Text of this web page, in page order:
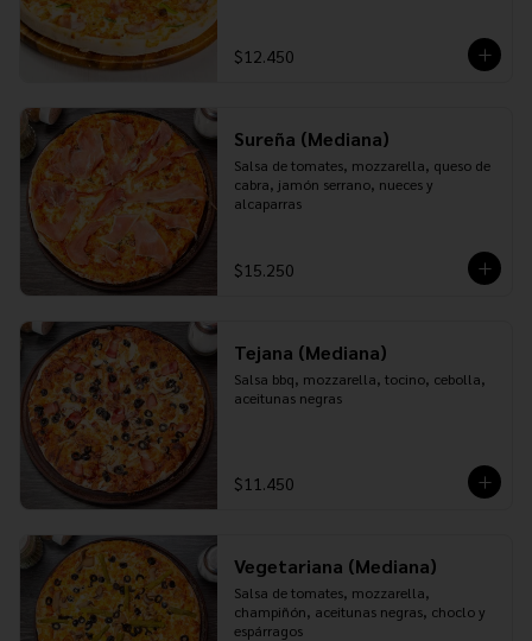
$12.450
Sureña (Mediana)
Salsa de tomates, mozzarella, queso de
cabra, jamón serrano, nueces y
alcaparras
$15.250
Tejana (Mediana)
Salsa bbq, mozzarella, tocino, cebolla,
aceitunas negras
$11.450
Vegetariana (Mediana)
Salsa de tomates, mozzarella,
champiñón, aceitunas negras, choclo y
espárragos